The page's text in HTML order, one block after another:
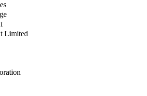
Limited